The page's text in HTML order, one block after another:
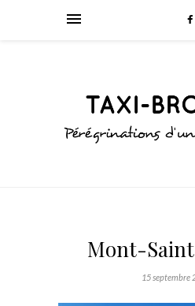
Mont-
15 septembre